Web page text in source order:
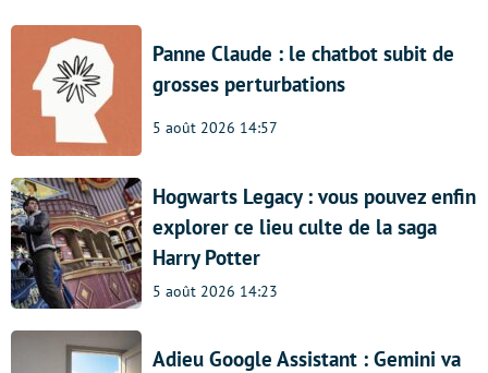
Panne Claude : le chatbot subit de
grosses perturbations
5 août 2026 14:57
Hogwarts Legacy : vous pouvez enfin
explorer ce lieu culte de la saga
Harry Potter
5 août 2026 14:23
Adieu Google Assistant : Gemini va